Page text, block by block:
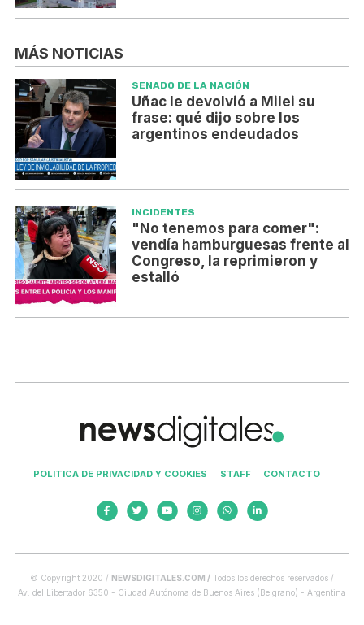
MÁS NOTICIAS
SENADO DE LA NACIÓN
Uñac le devolvió a Milei su
frase: qué dijo sobre los
argentinos endeudados
INCIDENTES
"No tenemos para comer":
vendía hamburguesas frente al
Congreso, la reprimieron y
estalló
POLITICA DE PRIVACIDAD Y COOKIES STAFF CONTACTO
© Copyright 2020 / NEWSDIGITALES.COM / Todos los derechos reservados /
Av. del Libertador 6350 - Ciudad Autónoma de Buenos Aires (Belgrano) - Argentina